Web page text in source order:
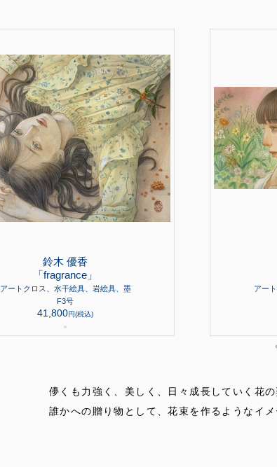
鈴木 優香
「fragrance」
アートクロス、水干絵具、岩絵具、墨
F3号
41,800円(税込)
●
アー
儚くも力強く、美しく、日々成長していく花
誰かへの贈り物として、花束を作るようなイ